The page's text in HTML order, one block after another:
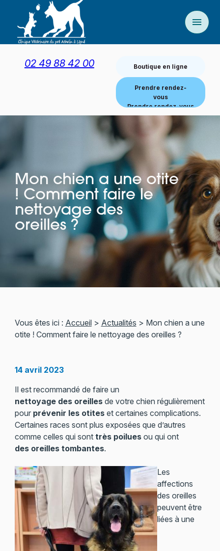
menu
02 49 88 42 00 Boutique en ligne
Prendre rendez-
vous
Mon chien a une otite
! Comment faire le
nettoyage des
oreilles ?
Vous êtes ici : Accueil> Actualités > Mon chien a une
otite ! Comment faire le nettoyage des oreilles ?
14 avril 2023
Il est recommandé de faire un
nettoyage des oreillesde votre chien régulièrement
pour prévenir les otiteset certaines complications.
Certaines races sont plus exposées que d’autres
comme celles qui sont très poiluesou qui ont
des oreilles tombantes.
Les
affections
des oreilles
peuvent être
liées à une
Panneau de gestion des cookies